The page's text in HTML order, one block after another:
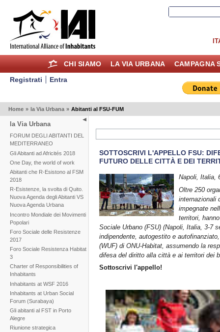
CHI SIAMO LA VIA URBANA CAMPAGNA
Registrati Entra
Home » la Via Urbana » Abitanti al FSU-FUM
la Via Urbana
FORUM DEGLI ABITANTI DEL
MEDITERRANEO
Gli Abitanti ad Africités 2018
One Day, the world of work
Abitanti che R-Esistono al FSM
2018
R-Esistenze, la svolta di Quito.
Nuova Agenda degli Abitanti VS
Nuova Agenda Urbana
Incontro Mondiale dei Movimenti
Popolari
Foro Sociale delle Resistenze
2017
Foro Sociale Resistenza Habitat
3
Charter of Responsibilities of
Inhabitants
Inhabitants at WSF 2016
Inhabitants at Urban Social
Forum (Surabaya)
Gli abitanti al FST in Porto
Alegre
Riunione strategica
SOTTOSCRIVI L'APPELLO FSU:
FUTURO DELLE CITTÀ E DEI
Napoli, Italia,
Oltre 250
internazionali
impegnate
territori,
Sociale Urbano (FSU) (Napoli, Italia, 3-7
indipendente, autogestito e
(WUF) di ONU-Habitat, assumendo la
difesa del diritto alla città e ai territori dei
Sottoscrivi l'appello!